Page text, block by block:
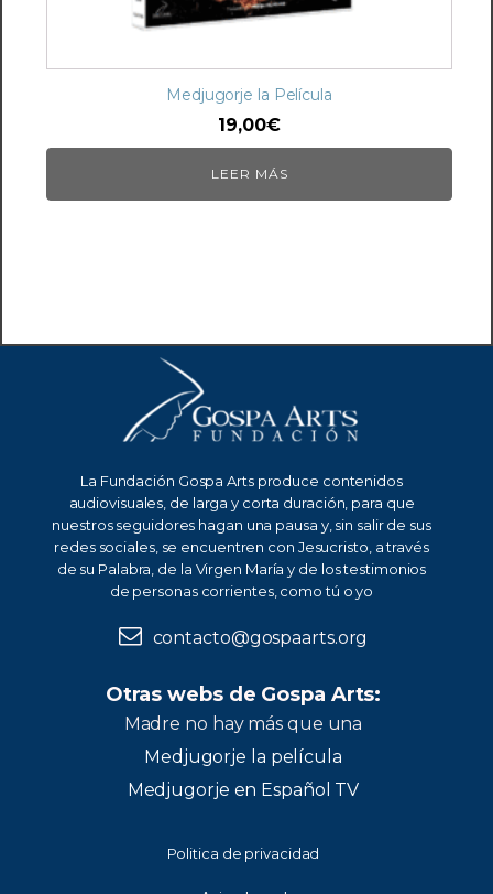
Medjugorje la Película
19,00€
LEER MÁS
La Fundación Gospa Arts produce contenidos
audiovisuales, de larga y corta duración, para que
nuestros seguidores hagan una pausa y, sin salir de sus
redes sociales, se encuentren con Jesucristo, a través
de su Palabra, de la Virgen María y de los testimonios
de personas corrientes, como tú o yo
contacto@gospaarts.org
Otras webs de Gospa Arts:
Madre no hay más que una
Medjugorje la película
Medjugorje en Español TV
Politica de privacidad